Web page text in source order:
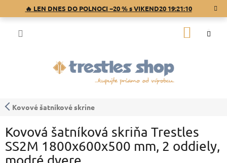
🔥 LEN DNES DO POLNOCI −20 % s VIKEND20 19:21:10
Kovové šatníkové skrine
Kovová šatníková skriňa Trestles
SS2M 1800x600x500 mm, 2 oddiely,